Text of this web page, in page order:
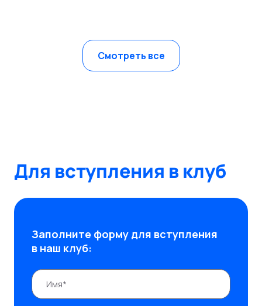
Смотреть все
Для вступления в клуб
Заполните форму для вступления
в наш клуб: